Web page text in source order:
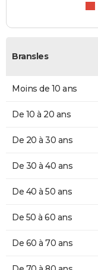
Bransles
Moins de 10 ans
De 10 à 20 ans
De 20 à 30 ans
De 30 à 40 ans
De 40 à 50 ans
De 50 à 60 ans
De 60 à 70 ans